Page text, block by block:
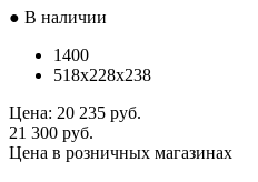
● В наличии
1400
518x228x238
Цена: 20 235 руб.
21 300 руб.
Цена в розничных магазинах